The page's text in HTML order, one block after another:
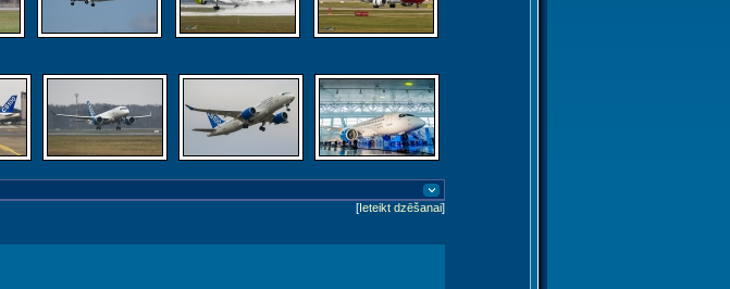
[Ieteikt dzēšanai]